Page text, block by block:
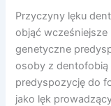
Przyczyny lęku
objąć
genetyczne
osoby z dentofobią
predyspozycję do
jako lęk